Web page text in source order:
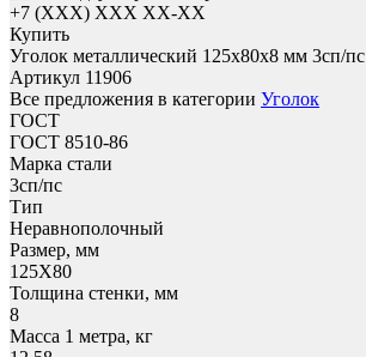
+7 (XXX) ХХХ ХХ-ХХ
Купить
Уголок металлический 125x80х8 мм 3сп/пс
Артикул 11906
Все предложения в категории Уголок
ГОСТ
ГОСТ 8510-86
Марка стали
3сп/пс
Тип
Неравнополочный
Размер, мм
125X80
Толщина стенки, мм
8
Масса 1 метра, кг